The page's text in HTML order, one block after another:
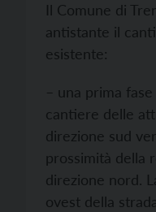
Il Comune di
antistante il
esistente:
– una prima fase
cantiere delle
direzione sud
prossimità della
direzione nord.
ovest della